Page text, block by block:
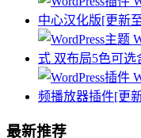
最新推荐